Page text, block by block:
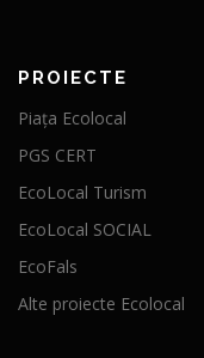
PROIECTE
Piața Ecolocal
PGS CERT
EcoLocal Turism
EcoLocal SOCIAL
EcoFals
Alte proiecte Ecolocal